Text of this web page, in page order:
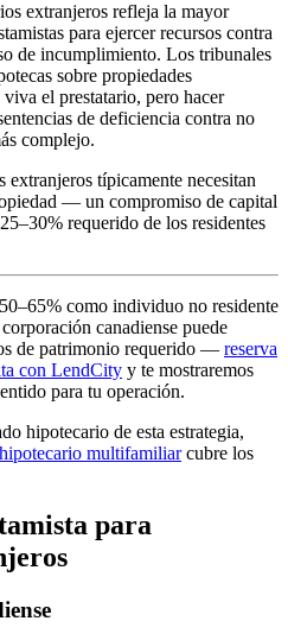
extranjeros refleja la mayor
para ejercer recursos contra
de incumplimiento. Los tribunales
sobre propiedades
el prestatario, pero hacer
de deficiencia contra no
complejo.
típicamente necesitan
— un compromiso de capital
requerido de los residentes
como individuo no residente
canadiense puede
de patrimonio requerido — reserva
con LendCity y te mostraremos
para tu operación.
hipotecario de esta estrategia,
multifamiliarcubre los
para